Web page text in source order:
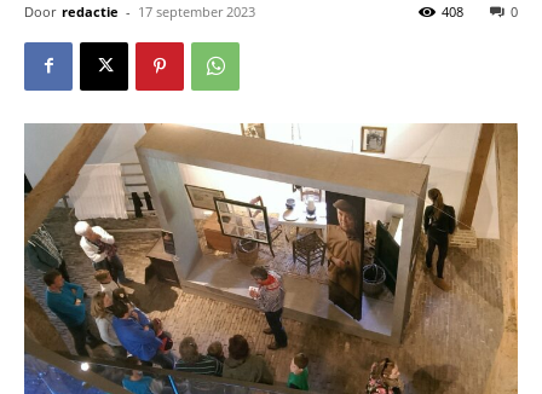
Door redactie - 17 september 2023 0
408